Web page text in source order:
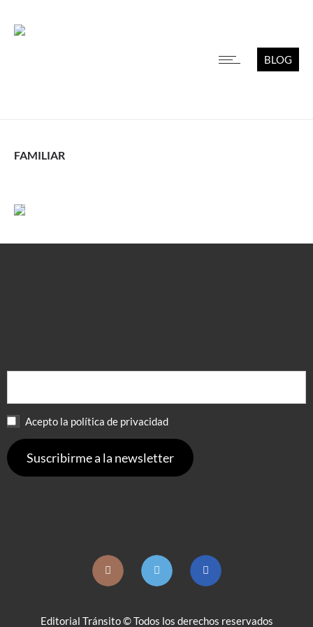
BLOG
FAMILIAR
Acepto la política de privacidad
Editorial Tránsito © Todos los derechos reservados